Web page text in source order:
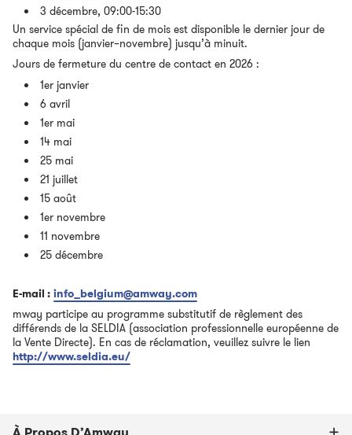
3 décembre, 09:00-15:30
Un service spécial de fin de mois est disponible le dernier jour de
chaque mois (janvier–novembre) jusqu’à minuit.
Jours de fermeture du centre de contact en 2026 :
1er janvier
6 avril
1er mai
14 mai
25 mai
21 juillet
15 août
1er novembre
11 novembre
25 décembre
E-mail : info_belgium@amway.com
mway participe au programme substitutif de règlement des
différends de la SELDIA (association professionnelle européenne de
la Vente Directe). En cas de réclamation, veuillez suivre le lien
http://www.seldia.eu/